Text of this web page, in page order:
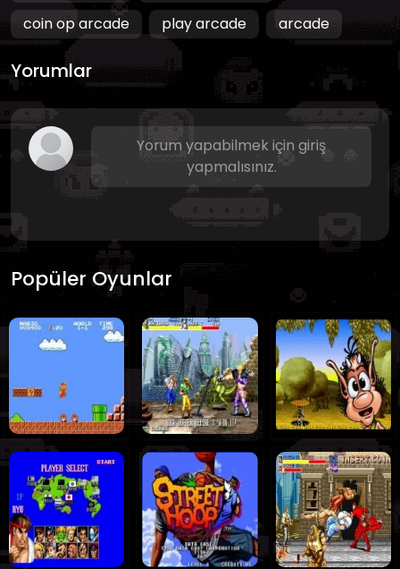
coin op arcade
play arcade arcade
Yorumlar
Yorum yapabilmek için giriş
yapmalısınız.
Popüler Oyunlar